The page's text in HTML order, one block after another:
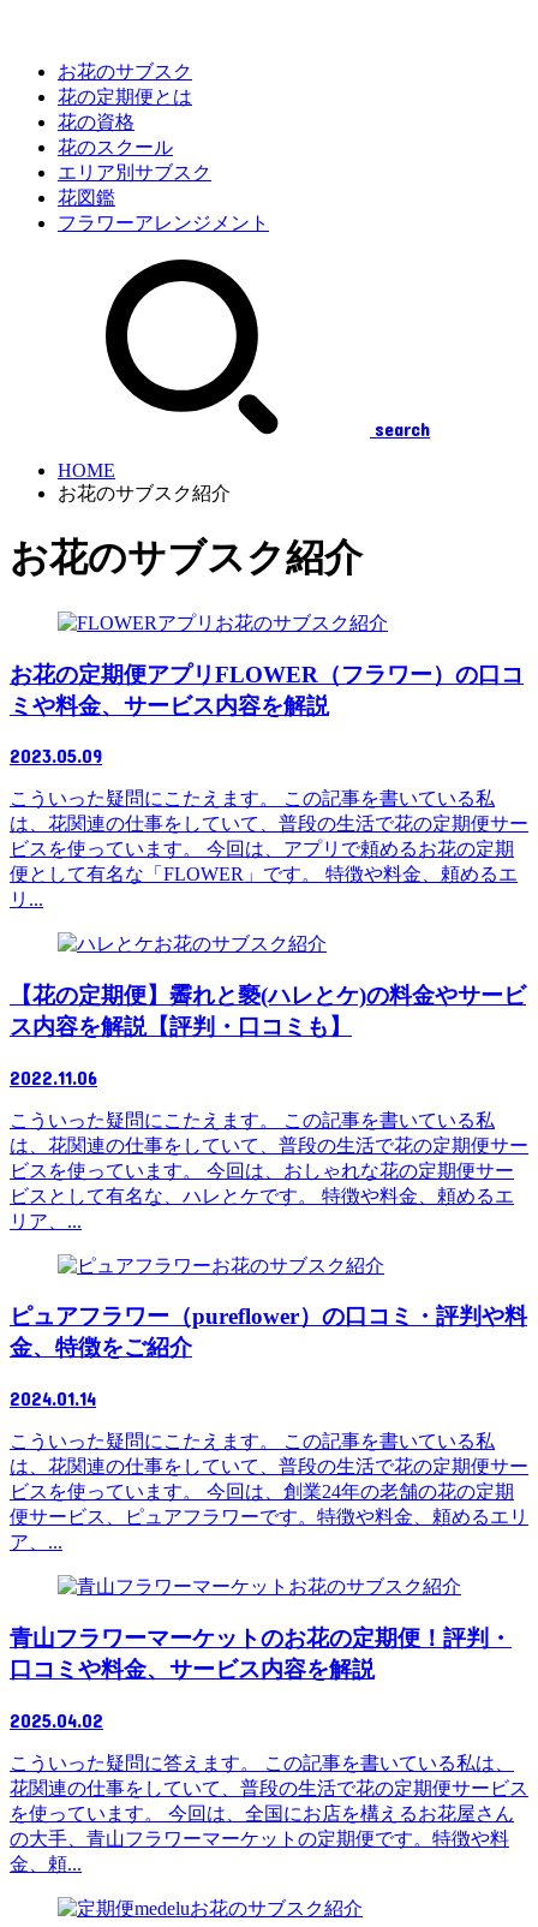
お花のサブスク
花の定期便とは
花の資格
花のスクール
エリア別サブスク
花図鑑
フラワーアレンジメント
search
HOME
お花のサブスク紹介
お花のサブスク紹介
お花のサブスク紹介
お花の定期便アプリFLOWER（フラワー）の口コ
ミや料金、サービス内容を解説
2023.05.09
こういった疑問にこたえます。 この記事を書いている私
は、花関連の仕事をしていて、普段の生活で花の定期便サー
ビスを使っています。 今回は、アプリで頼めるお花の定期
便として有名な「FLOWER」です。 特徴や料金、頼めるエ
リ...
お花のサブスク紹介
【花の定期便】霽れと褻(ハレとケ)の料金やサービ
ス内容を解説【評判・口コミも】
2022.11.06
こういった疑問にこたえます。 この記事を書いている私
は、花関連の仕事をしていて、普段の生活で花の定期便サー
ビスを使っています。 今回は、おしゃれな花の定期便サー
ビスとして有名な、ハレとケです。 特徴や料金、頼めるエ
リア、...
お花のサブスク紹介
ピュアフラワー（pureflower）の口コミ・評判や料
金、特徴をご紹介
2024.01.14
こういった疑問にこたえます。 この記事を書いている私
は、花関連の仕事をしていて、普段の生活で花の定期便サー
ビスを使っています。 今回は、創業24年の老舗の花の定期
便サービス、ピュアフラワーです。特徴や料金、頼めるエリ
ア、...
お花のサブスク紹介
青山フラワーマーケットのお花の定期便！評判・
口コミや料金、サービス内容を解説
2025.04.02
こういった疑問に答えます。 この記事を書いている私は、
花関連の仕事をしていて、普段の生活で花の定期便サービス
を使っています。 今回は、全国にお店を構えるお花屋さん
の大手、青山フラワーマーケットの定期便です。特徴や料
金、頼...
お花のサブスク紹介